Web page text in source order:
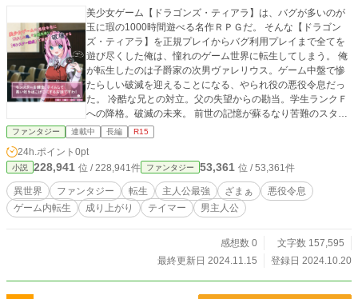
美少女ゲーム【ドラゴンズ・ティアラ】は、バグが多いのが
玉に瑕の1000時間遊べる名作ＲＰＧだ。 そんな【ドラゴン
ズ・ティアラ】を正規プレイからバグ利用プレイまで全てを
遊び尽くした俺は、憧れのゲーム世界に転生してしまう。 俺
が転生したのは子爵家の次男ヴァレリウス。ゲーム中盤で惨
たらしい破滅を迎えることになる、やられ役の悪役令息だっ
た。 冷酷な兄との対立。父の失望からの勘当。学生ランクＦ
への降格。破滅の未来。 前世の記憶が蘇るなり苦難のスター
トとなったが、むしろ俺はハッピーだった。 家族にハズレ扱
いされたヴァレリウスの【モンスター錬成】スキルは、最強
キャラクター育成の鍵だったのだから。 差し当たって目指す
は最強。そして本編ごとの破滅シナリオの破壊。 元よりバラ
ンス崩壊上等のプレイヤーだった俺は、自重無しのストロン
グスタイルで、突っかかってくる家族を返り討ちにしつつ、
ストーリー本編を乗っ取ってゆく。 （他サイトでも連載中）
ファンタジー 連載中 長編 R15
24h.ポイント 0pt
小説 228,941 位 / 228,941件 ファンタジー 53,361 位 / 53,361件
異世界 ファンタジー 転生 主人公最強 ざまぁ
悪役令息
ゲーム内転生
成り上がり テイマー 男主人公
感想数 0
文字数 157,595
最終更新日 2024.11.15
登録日 2024.10.20